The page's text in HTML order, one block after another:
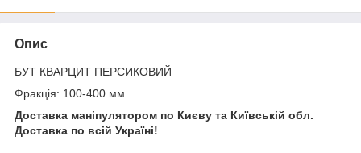
Опис
БУТ КВАРЦИТ ПЕРСИКОВИЙ
Фракція: 100-400 мм.
Доставка маніпулятором по Києву та Київській обл.
Доставка по всій Україні!